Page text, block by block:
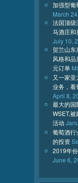
加强型葡
March
法国顶级
马酒庄和
July 10,
贺兰山东
风格和
元订单
又一家亚
业务，看
April 8,
最大的国
WSET,
活动
葡萄酒行
的投资
2019年
June 6,